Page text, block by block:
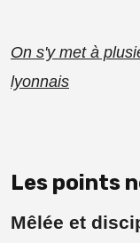
On s'y met à
lyonnais
Les points
Mêlée et